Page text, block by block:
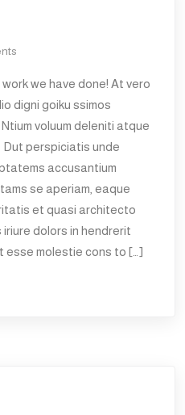
we have done! At vero
digni goiku ssimos
voluum deleniti atque
perspiciatis unde
accusantium
se aperiam, eaque
et quasi architecto
dolors in hendrerit
esse molestie cons to […]